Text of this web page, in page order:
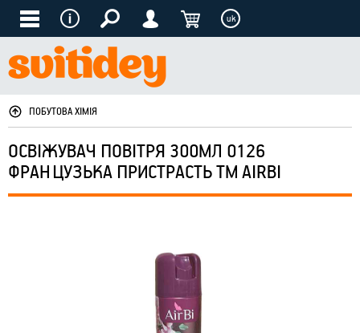
uk
ПОБУТОВА ХІМІЯ
ОСВІЖУВАЧ ПОВІТРЯ 300МЛ 0126
ФРАНЦУЗЬКА ПРИСТРАСТЬ ТМ AIRBI